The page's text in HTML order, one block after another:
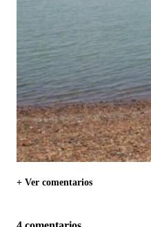
+ Ver comentarios